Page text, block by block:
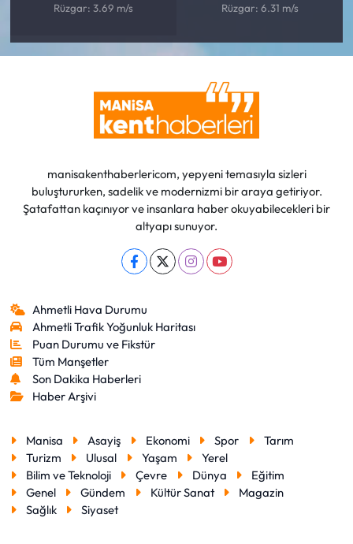
Rüzgar: 3.69 m/s
Rüzgar: 6.31 m/s
manisakenthaberlericom, yepyeni temasıyla sizleri
buluştururken, sadelik ve modernizmi bir araya getiriyor.
Şatafattan kaçınıyor ve insanlara haber okuyabilecekleri bir
altyapı sunuyor.
Ahmetli Hava Durumu
Ahmetli Trafik Yoğunluk Haritası
Puan Durumu ve Fikstür
Tüm Manşetler
Son Dakika Haberleri
Haber Arşivi
Manisa Asayiş Ekonomi Spor
Tarım
Turizm
Ulusal Yaşam
Yerel
Bilim ve Teknoloji
Çevre Dünya
Eğitim
Genel
Gündem Kültür Sanat
Magazin
Sağlık
Siyaset